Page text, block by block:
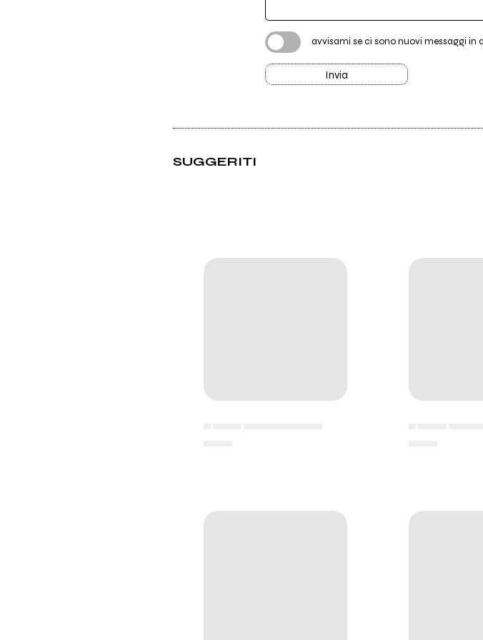
avvisami se ci sono nuovi messaggi in
Invia
SUGGERITI